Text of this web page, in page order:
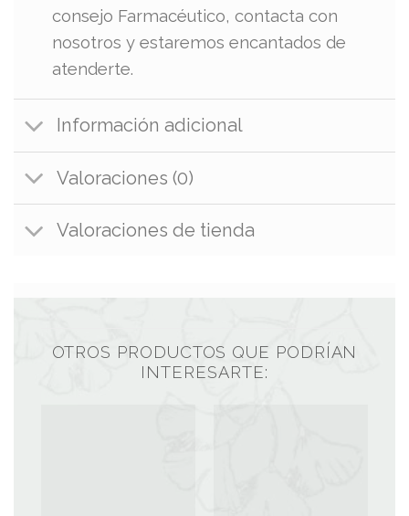
consejo Farmacéutico, contacta con
nosotros y estaremos encantados de
atenderte.
Información adicional
Valoraciones (0)
Valoraciones de tienda
OTROS PRODUCTOS QUE PODRÍAN
INTERESARTE: